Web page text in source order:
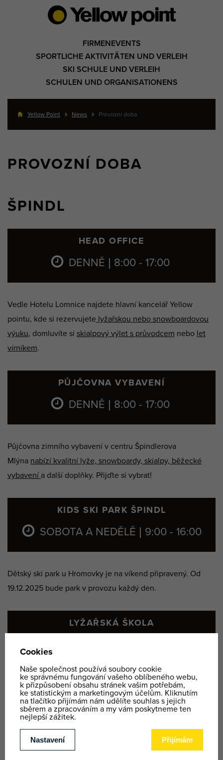
FIRMENEVENTS
SPORTLICHE AKTIVITÄTEN UND VERLEIH
SKI SCHULE UND VERLEIH
SCHULEN UND ORGANISATIONENS
Yellow Point News Provozní doba
PROVOZNÍ DOBA
ŠPINDL
HEAD OFFICE
DENNĚ | 8:00 - 17:00
Vedle Hotelu Lomnice najdete hlavní kancelář Yellow
pointu, kde si rezervujete lyžařskou nebo snowboardovou
výuku, domluvíte si skialpový výlet s průvodcem nebo let
vírníkem.
PŮJČOVNA VYBAVENÍ
DENNĚ | 8:00 - 17:00
Půjčovna zimního vybavení v centru Špindlerova
Mlýna nabízí kvalitní lyže, snowboardy, skialpy, běžecké
vybavení a další doplňky. Přijďte si vybrat!
KIDS SKI PARK ŠPINDL
SOBOTA A NEDĚLĚ | 9:00 - 16:00
Dětský ski park u Hromovky je na víkend připravený. Od
19.12.2025 bude park v provozu každý den.
LYŽAŘSKÁ ŠKOLA
152 | office@ypoint.cz)
CENÍK VÝUK CENÍK PŮJČOVNA